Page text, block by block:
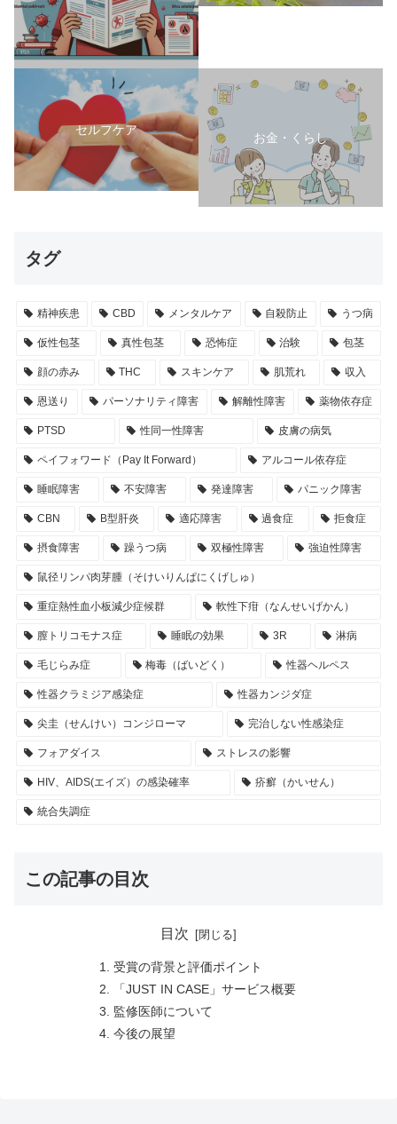
セルフケア
お金・くらし
タグ
精神疾患 CBD メンタルケア 自殺防止 うつ病
仮性包茎 真性包茎 恐怖症 治験 包茎
顔の赤み THC スキンケア 肌荒れ 収入
恩送り パーソナリティ障害 解離性障害 薬物依存症
PTSD 性同一性障害 皮膚の病気
ペイフォワード（Pay It Forward） アルコール依存症
睡眠障害 不安障害 発達障害 パニック障害
CBN B型肝炎 適応障害 過食症 拒食症
摂食障害 躁うつ病 双極性障害 強迫性障害
鼠径リンパ肉芽腫（そけいりんぱにくげしゅ）
重症熱性血小板減少症候群 軟性下疳（なんせいげかん）
膣トリコモナス症 睡眠の効果 3R 淋病
毛じらみ症 梅毒（ばいどく） 性器ヘルペス
性器クラミジア感染症 性器カンジダ症
尖圭（せんけい）コンジローマ 完治しない性感染症
フォアダイス ストレスの影響
HIV、AIDS(エイズ）の感染確率 疥癬（かいせん）
統合失調症
この記事の目次
目次
受賞の背景と評価ポイント
「JUST IN CASE」サービス概要
監修医師について
今後の展望